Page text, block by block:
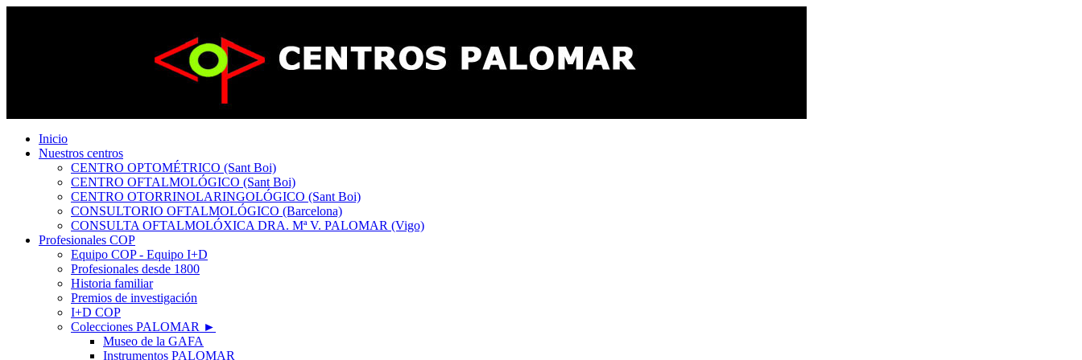
Inicio
Nuestros centros
CENTRO OPTOMÉTRICO (Sant Boi)
CENTRO OFTALMOLÓGICO (Sant Boi)
CENTRO OTORRINOLARINGOLÓGICO (Sant Boi)
CONSULTORIO OFTALMOLÓGICO (Barcelona)
CONSULTA OFTALMOLÓXICA DRA. Mª V. PALOMAR (Vigo)
Profesionales COP
Equipo COP - Equipo I+D
Profesionales desde 1800
Historia familiar
Premios de investigación
I+D COP
Colecciones PALOMAR ►
Museo de la GAFA
Instrumentos PALOMAR